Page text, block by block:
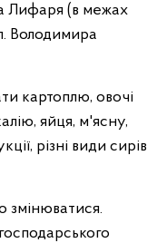
Лифаря (в межах
Володимира
картоплю, овочі
яйця, м'ясну,
різні види сирів
змінюватися.